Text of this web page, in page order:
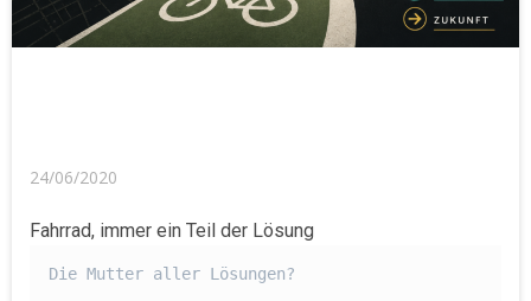
24/06/2020
Fahrrad, immer ein Teil der Lösung
Die Mutter aller Lösungen?